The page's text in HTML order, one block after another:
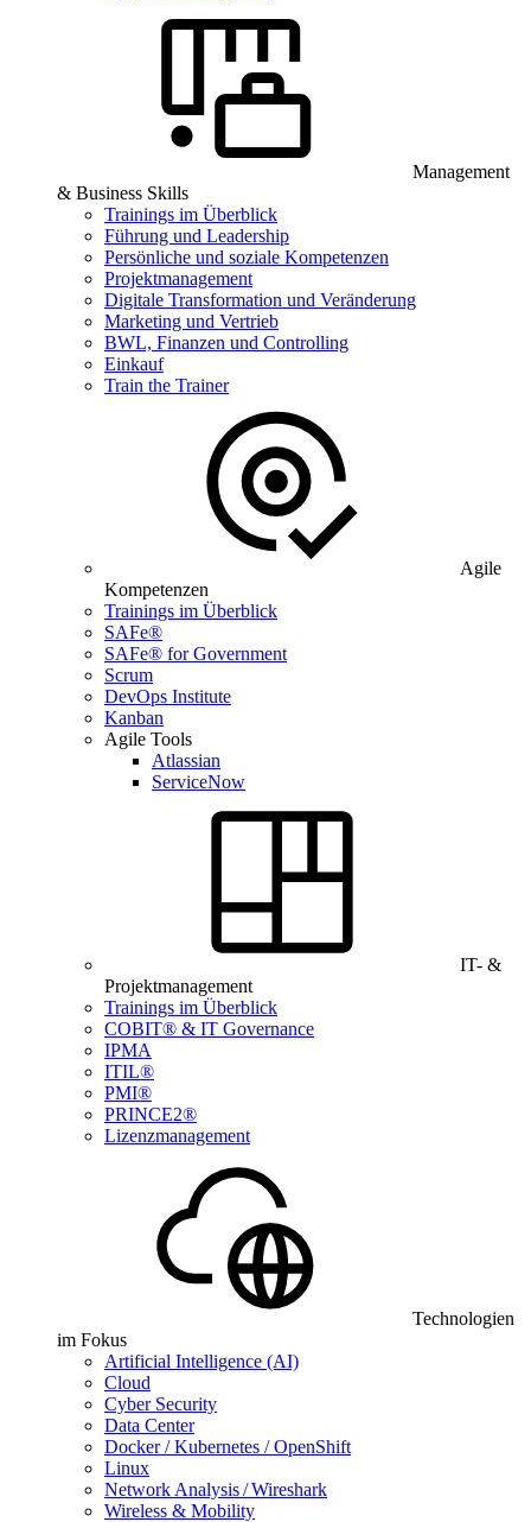
Management
& Business Skills
Trainings im Überblick
Führung und Leadership
Persönliche und soziale Kompetenzen
Projektmanagement
Digitale Transformation und Veränderung
Marketing und Vertrieb
BWL, Finanzen und Controlling
Einkauf
Train the Trainer
Agile
Kompetenzen
Trainings im Überblick
SAFe®
SAFe® for Government
Scrum
DevOps Institute
Kanban
Agile Tools
Atlassian
ServiceNow
IT- &
Projektmanagement
Trainings im Überblick
COBIT® & IT Governance
IPMA
ITIL®
PMI®
PRINCE2®
Lizenzmanagement
Technologien
im Fokus
Artificial Intelligence (AI)
Cloud
Cyber Security
Data Center
Docker / Kubernetes / OpenShift
Linux
Network Analysis / Wireshark
Wireless & Mobility